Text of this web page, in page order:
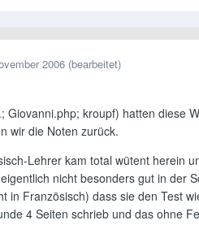
2006 (bearbeitet)
Giovanni.php; kroupf) hatten diese
wir die Noten zurück.
Lehrer kam total wütent herein
nicht besonders gut in der
in Französisch) dass sie den Test
4 Seiten schrieb und das ohne